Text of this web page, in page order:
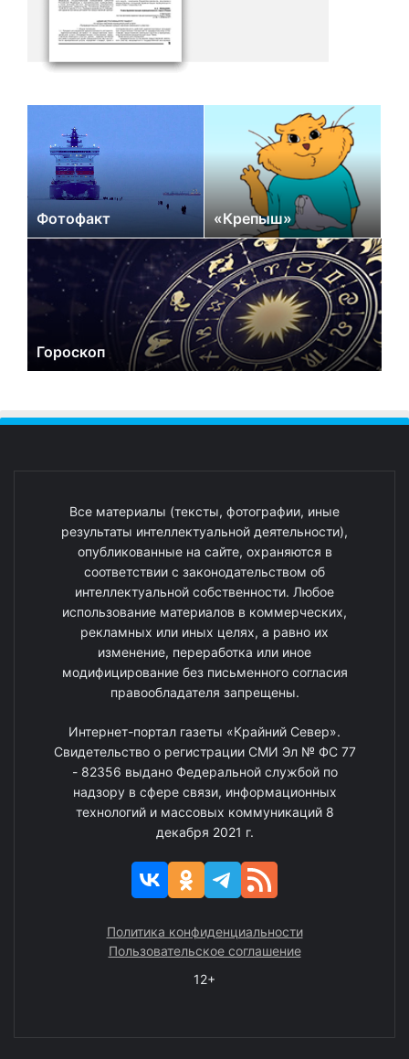
Фотофакт «Крепыш»
Гороскоп
Все материалы (тексты, фотографии, иные
результаты интеллектуальной деятельности),
опубликованные на сайте, охраняются в
соответствии с законодательством об
интеллектуальной собственности. Любое
использование материалов в коммерческих,
рекламных или иных целях, а равно их
изменение, переработка или иное
модифицирование без письменного согласия
правообладателя запрещены.
Интернет-портал газеты «Крайний Север».
Свидетельство о регистрации СМИ Эл № ФС 77
- 82356 выдано Федеральной службой по
надзору в сфере связи, информационных
технологий и массовых коммуникаций 8
декабря 2021 г.
Политика конфиденциальности
Пользовательское соглашение
12+